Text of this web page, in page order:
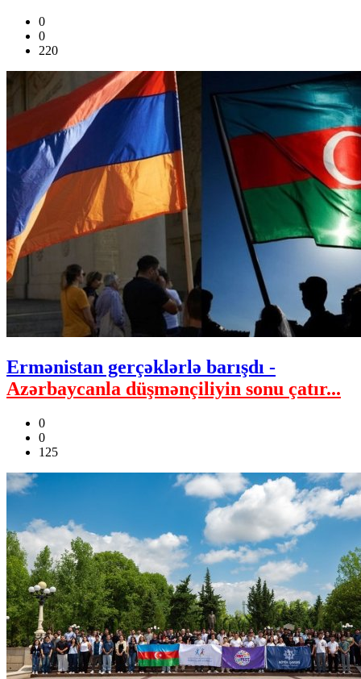
0
0
220
Ermənistan gerçəklərlə barışdı -
Azərbaycanla düşmənçiliyin sonu çatır...
0
0
125